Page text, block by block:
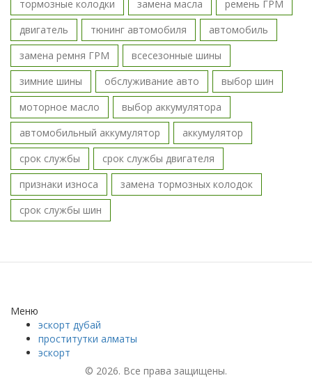
тормозные колодки замена масла
ремень ГРМ
двигатель
тюнинг автомобиля
автомобиль
замена ремня ГРМ
всесезонные шины
зимние шины
обслуживание авто
выбор шин
моторное масло
выбор аккумулятора
автомобильный аккумулятор
аккумулятор
срок службы
срок службы двигателя
признаки износа
замена тормозных колодок
срок службы шин
Меню
эскорт дубай
проститутки алматы
эскорт
© 2026. Все права защищены.